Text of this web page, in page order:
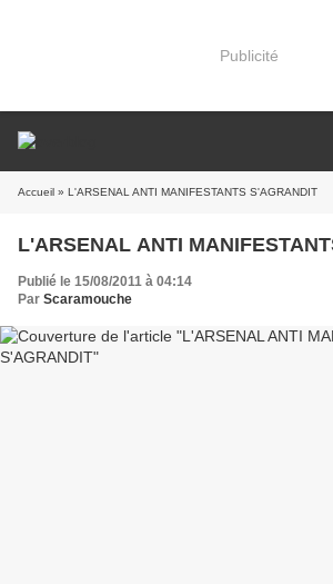
Publicité
Accueil » L'ARSENAL ANTI MANIFESTANTS S'AGRANDIT
L'ARSENAL ANTI
Publié le 15/08/2011 à 04:14
Par Scaramouche